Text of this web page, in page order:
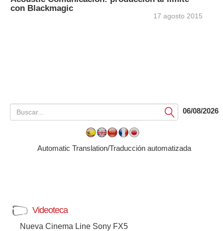
con Blackmagic
17 agosto 2015
Submit06/08/2026
Automatic Translation/Traducción automatizada
Videoteca
Nueva Cinema Line Sony FX5